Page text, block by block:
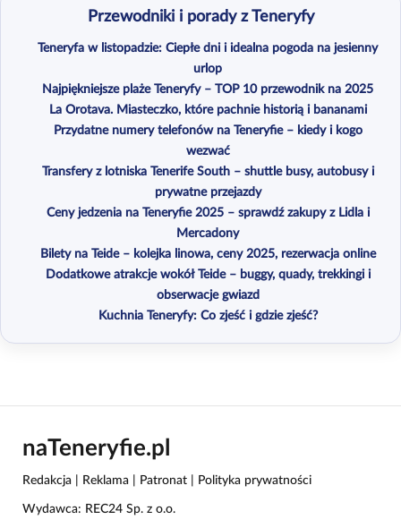
Przewodniki i porady z Teneryfy
Teneryfa w listopadzie: Ciepłe dni i idealna pogoda na jesienny
urlop
Najpiękniejsze plaże Teneryfy – TOP 10 przewodnik na 2025
La Orotava. Miasteczko, które pachnie historią i bananami
Przydatne numery telefonów na Teneryfie – kiedy i kogo
wezwać
Transfery z lotniska Tenerife South – shuttle busy, autobusy i
prywatne przejazdy
Ceny jedzenia na Teneryfie 2025 – sprawdź zakupy z Lidla i
Mercadony
Bilety na Teide – kolejka linowa, ceny 2025, rezerwacja online
Dodatkowe atrakcje wokół Teide – buggy, quady, trekkingi i
obserwacje gwiazd
Kuchnia Teneryfy: Co zjeść i gdzie zjeść?
naTeneryfie.pl
Redakcja Reklama Patronat Polityka prywatności
Wydawca: REC24 Sp. z o.o.